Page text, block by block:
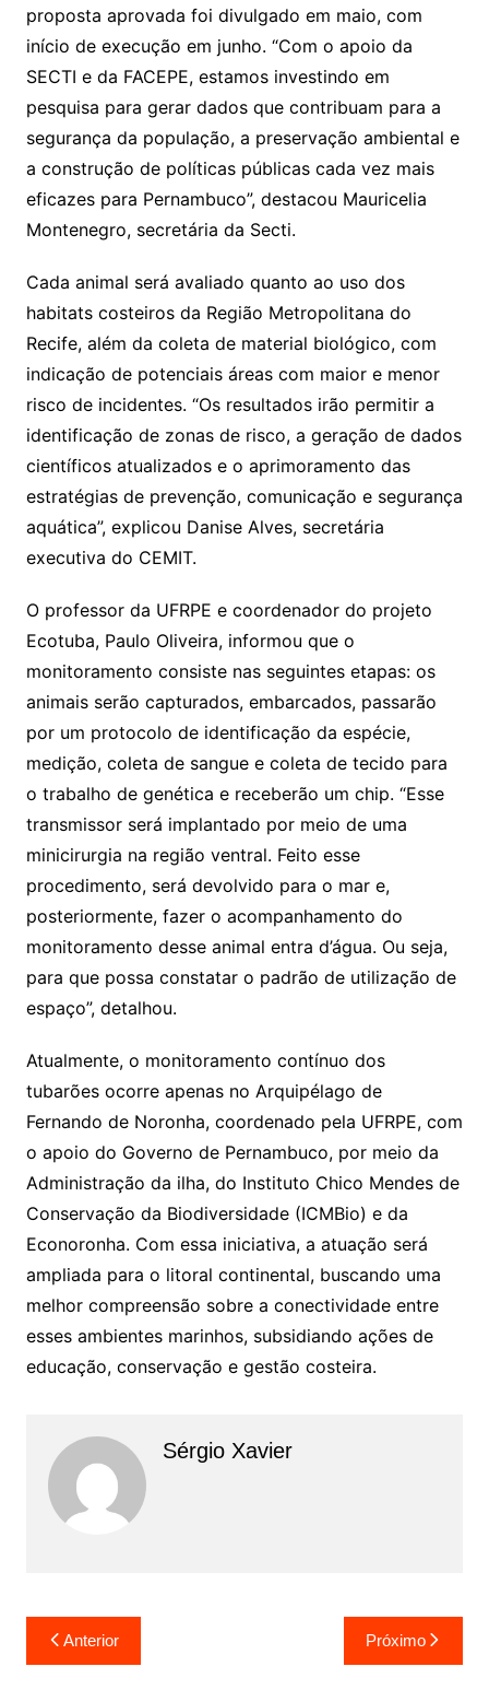
proposta aprovada foi divulgado em maio, com
início de execução em junho. “Com o apoio da
SECTI e da FACEPE, estamos investindo em
pesquisa para gerar dados que contribuam para a
segurança da população, a preservação ambiental e
a construção de políticas públicas cada vez mais
eficazes para Pernambuco”, destacou Mauricelia
Montenegro, secretária da Secti.
Cada animal será avaliado quanto ao uso dos
habitats costeiros da Região Metropolitana do
Recife, além da coleta de material biológico, com
indicação de potenciais áreas com maior e menor
risco de incidentes. “Os resultados irão permitir a
identificação de zonas de risco, a geração de dados
científicos atualizados e o aprimoramento das
estratégias de prevenção, comunicação e segurança
aquática”, explicou Danise Alves, secretária
executiva do CEMIT.
O professor da UFRPE e coordenador do projeto
Ecotuba, Paulo Oliveira, informou que o
monitoramento consiste nas seguintes etapas: os
animais serão capturados, embarcados, passarão
por um protocolo de identificação da espécie,
medição, coleta de sangue e coleta de tecido para
o trabalho de genética e receberão um chip. “Esse
transmissor será implantado por meio de uma
minicirurgia na região ventral. Feito esse
procedimento, será devolvido para o mar e,
posteriormente, fazer o acompanhamento do
monitoramento desse animal entra d’água. Ou seja,
para que possa constatar o padrão de utilização de
espaço”, detalhou.
Atualmente, o monitoramento contínuo dos
tubarões ocorre apenas no Arquipélago de
Fernando de Noronha, coordenado pela UFRPE, com
o apoio do Governo de Pernambuco, por meio da
Administração da ilha, do Instituto Chico Mendes de
Conservação da Biodiversidade (ICMBio) e da
Econoronha. Com essa iniciativa, a atuação será
ampliada para o litoral continental, buscando uma
melhor compreensão sobre a conectividade entre
esses ambientes marinhos, subsidiando ações de
educação, conservação e gestão costeira.
Sérgio Xavier
Anterior Próximo